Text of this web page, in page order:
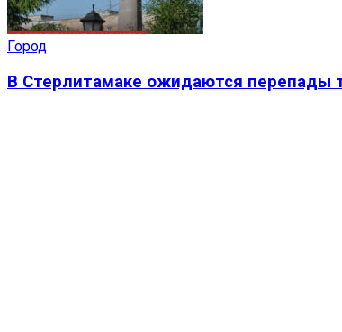
Город
В Стерлитамаке ожидаются перепады